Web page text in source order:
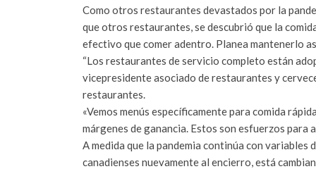
Como otros restaurantes devastados por la
que otros restaurantes, se descubrió que la
efectivo que comer adentro. Planea mantenerlo
“Los restaurantes de servicio completo están
vicepresidente asociado de restaurantes y
restaurantes.
«Vemos menús específicamente para comida
márgenes de ganancia. Estos son esfuerzos
A medida que la pandemia continúa con
canadienses nuevamente al encierro, está